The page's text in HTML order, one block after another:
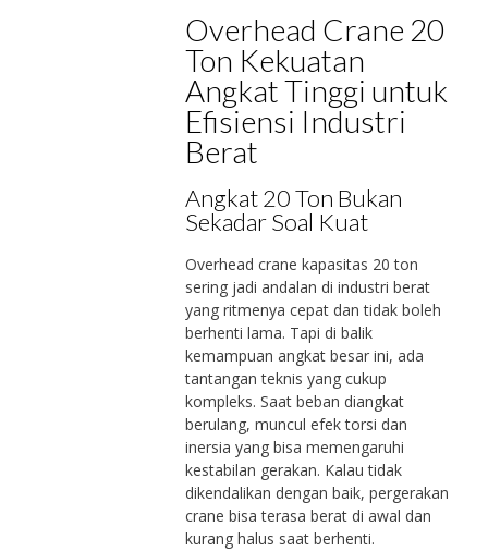
Overhead Crane 20
Ton Kekuatan
Angkat Tinggi untuk
Efisiensi Industri
Berat
Angkat 20 Ton Bukan
Sekadar Soal Kuat
Overhead crane kapasitas 20 ton
sering jadi andalan di industri berat
yang ritmenya cepat dan tidak boleh
berhenti lama. Tapi di balik
kemampuan angkat besar ini, ada
tantangan teknis yang cukup
kompleks. Saat beban diangkat
berulang, muncul efek torsi dan
inersia yang bisa memengaruhi
kestabilan gerakan. Kalau tidak
dikendalikan dengan baik, pergerakan
crane bisa terasa berat di awal dan
kurang halus saat berhenti.